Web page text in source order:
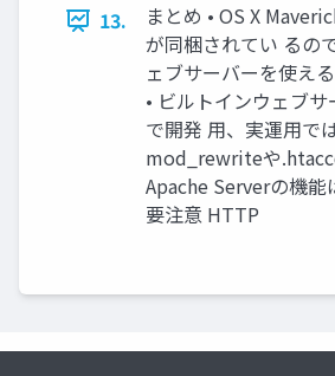
13.
まとめ • OS X
が同梱されてい るの
ェブサーバーを使え
• ビルトインウェブ
で開発 用、実運用で
mod_rewriteや
Apache Serverの機能
要注意 HTTP